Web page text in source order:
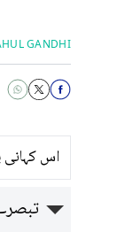
GANDHI
اس کہانی